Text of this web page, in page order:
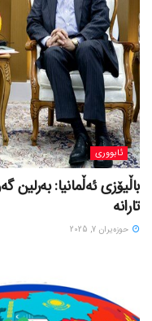
ئابووری
باڵیۆزی ئەڵمانیا:
تارانە
حوزه‌یران 7, 2025